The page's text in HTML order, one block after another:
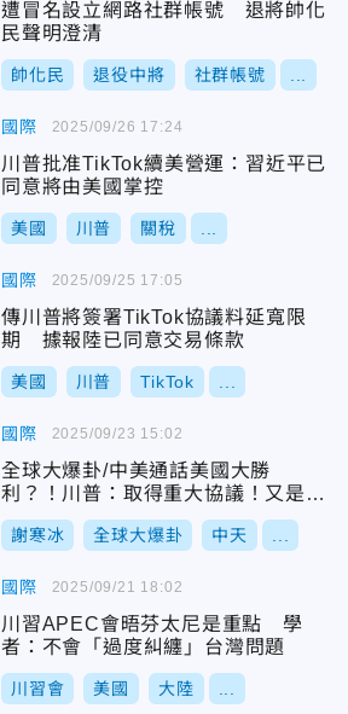
遭冒名設立網路社群帳號 退將帥化
民聲明澄清
帥化民 退役中將 社群帳號
國際
川普批准TikTok續美營運：習近平已
同意將由美國掌控
美國 川普 關稅
2025/09/26 17:24
國際
傳川普將簽署TikTok協議料延寬限
期 據報陸已同意交易條款
美國 川普 TikTok
2025/09/25 17:05
國際
全球大爆卦/中美通話美國大勝
利？！川普：取得重大協議！又是自
說自話？謝寒冰戳破了！
謝寒冰 全球大爆卦 中天
2025/09/23 15:02
國際
川習APEC會晤芬太尼是重點 學
者：不會「過度糾纏」台灣問題
川習會 美國 大陸
2025/09/21 18:02